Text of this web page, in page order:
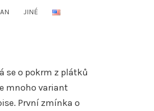
JINÉ
se o pokrm z plátků
mnoho variant
První zmínka o